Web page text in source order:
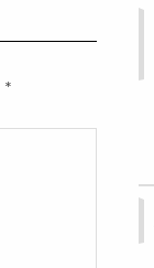
*